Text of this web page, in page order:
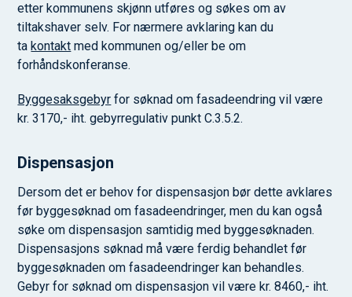
etter kommunens skjønn utføres og søkes om av
tiltakshaver selv. For nærmere avklaring kan du
takontakt med kommunen og/eller be om
forhåndskonferanse.
Byggesaksgebyr for søknad om fasadeendring vil være
kr. 3170,- iht. gebyrregulativ punkt C.3.5.2.
Dispensasjon
Dersom det er behov for dispensasjon bør dette avklares
før byggesøknad om fasadeendringer, men du kan også
søke om dispensasjon samtidig med byggesøknaden.
Dispensasjons søknad må være ferdig behandlet før
byggesøknaden om fasadeendringer kan behandles.
Gebyr for søknad om dispensasjon vil være kr. 8460,- iht.